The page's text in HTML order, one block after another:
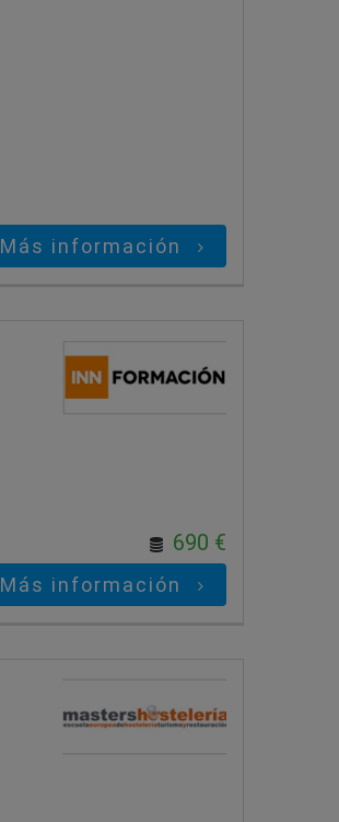
Más información
690 €
Más información